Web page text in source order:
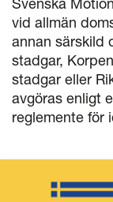
vid allmän
annan särskild
stadgar,
stadgar eller
avgöras enligt
reglemente för